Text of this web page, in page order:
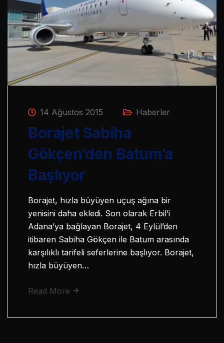
14 Ağustos 2015 Haberler
Borajet Sabiha
Gökçen’den Batum’a
Başlıyor
Borajet, hızla büyüyen uçuş ağına bir
yenisini daha ekledi. Son olarak Erbil’i
Adana’ya bağlayan Borajet, 4 Eylül’den
itibaren Sabiha Gökçen ile Batum arasında
karşılıklı tarifeli seferlerine başlıyor. Borajet,
hızla büyüyen…
Read More